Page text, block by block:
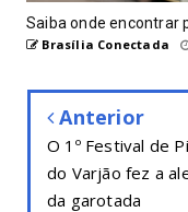
Saiba onde encontrar
Brasília Conectada
Anterior
O 1º Festival de
do Varjão fez a
da garotada